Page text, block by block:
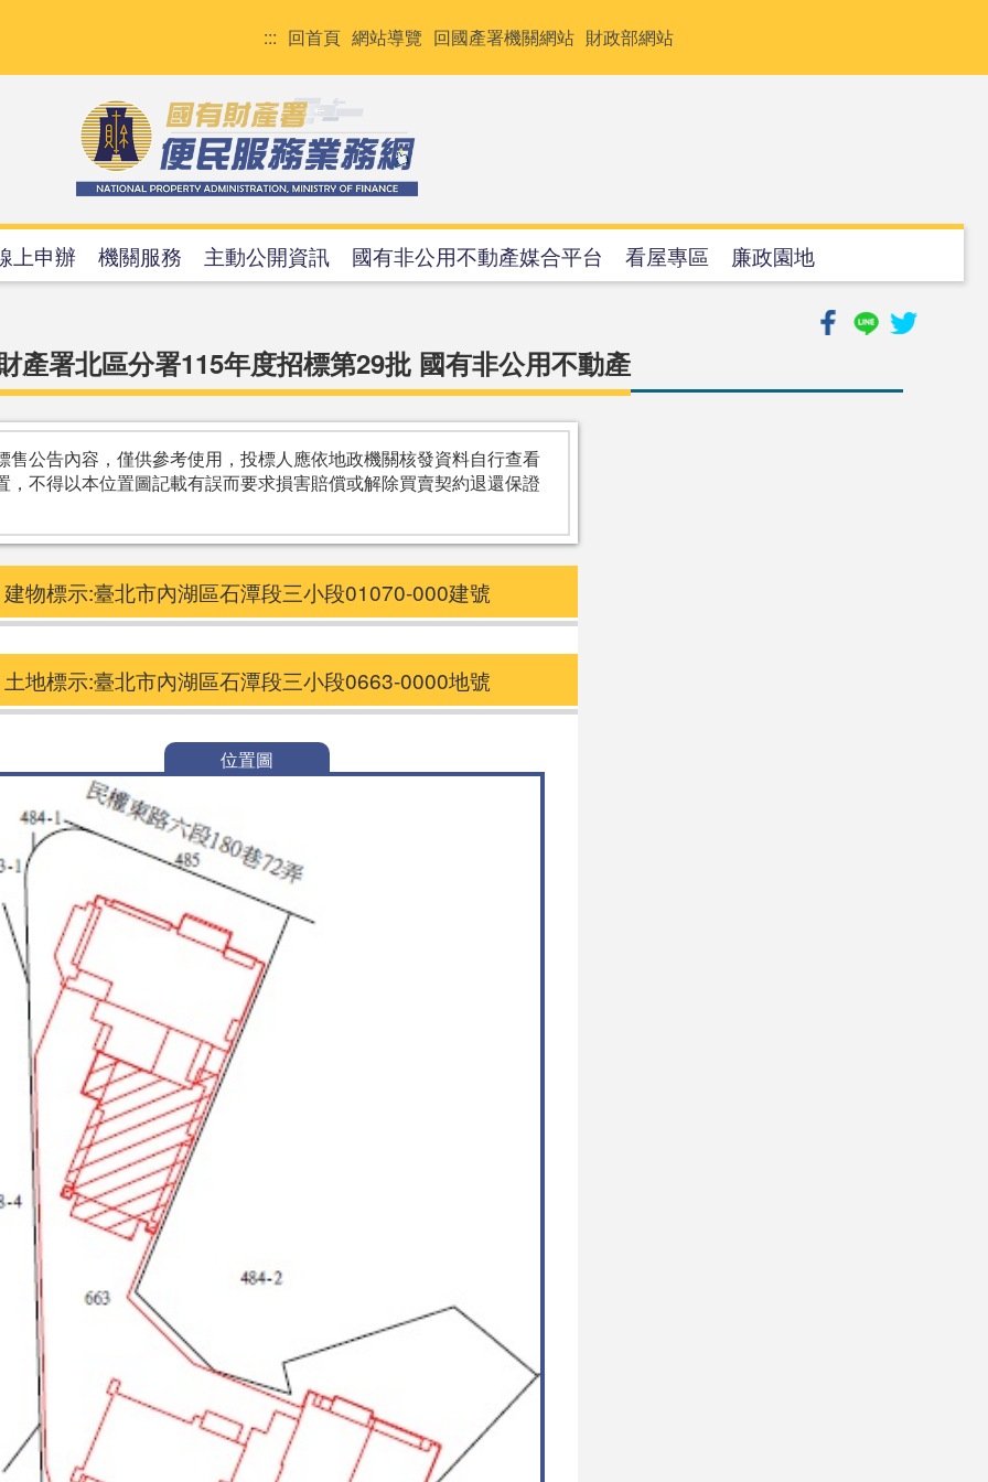
::: 回首頁 網站導覽 回國產署機關網站 財政部網站
上申辦 機關服務 主動公開資訊 國有非公用不動產媒合平台 看屋專區 廉政園地
產署北區分署115年度招標第29批 國有非公用不動產
公告內容，僅供參考使用，投標人應依地政機關核發資料自行查看
，不得以本位置圖記載有誤而要求損害賠償或解除買賣契約退還保證
建物標示:臺北市內湖區石潭段三小段01070-000建號
土地標示:臺北市內湖區石潭段三小段0663-0000地號
位置圖